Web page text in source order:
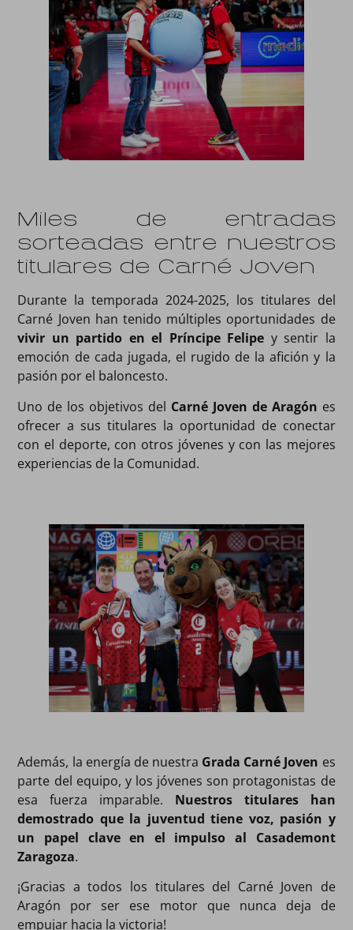
Miles de entradas
sorteadas entre nuestros
titulares de Carné Joven
Durante la temporada 2024-2025, los titulares del
Carné Joven han tenido múltiples oportunidades de
vivir un partido en el Príncipe Felipe y sentir la
emoción de cada jugada, el rugido de la afición y la
pasión por el baloncesto.
Uno de los objetivos del Carné Joven de Aragón es
ofrecer a sus titulares la oportunidad de conectar
con el deporte, con otros jóvenes y con las mejores
experiencias de la Comunidad.
Además, la energía de nuestra Grada Carné Joven es
parte del equipo, y los jóvenes son protagonistas de
esa fuerza imparable. Nuestros titulares han
demostrado que la juventud tiene voz, pasión y
un papel clave en el impulso al Casademont
Zaragoza.
¡Gracias a todos los titulares del Carné Joven de
Aragón por ser ese motor que nunca deja de
empujar hacia la victoria!